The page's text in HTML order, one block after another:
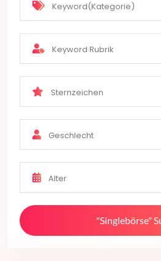
Keyword(Kategorie)
Keyword Rubrik
Sternzeichen
Geschlecht
Alter
"Singlebörse"